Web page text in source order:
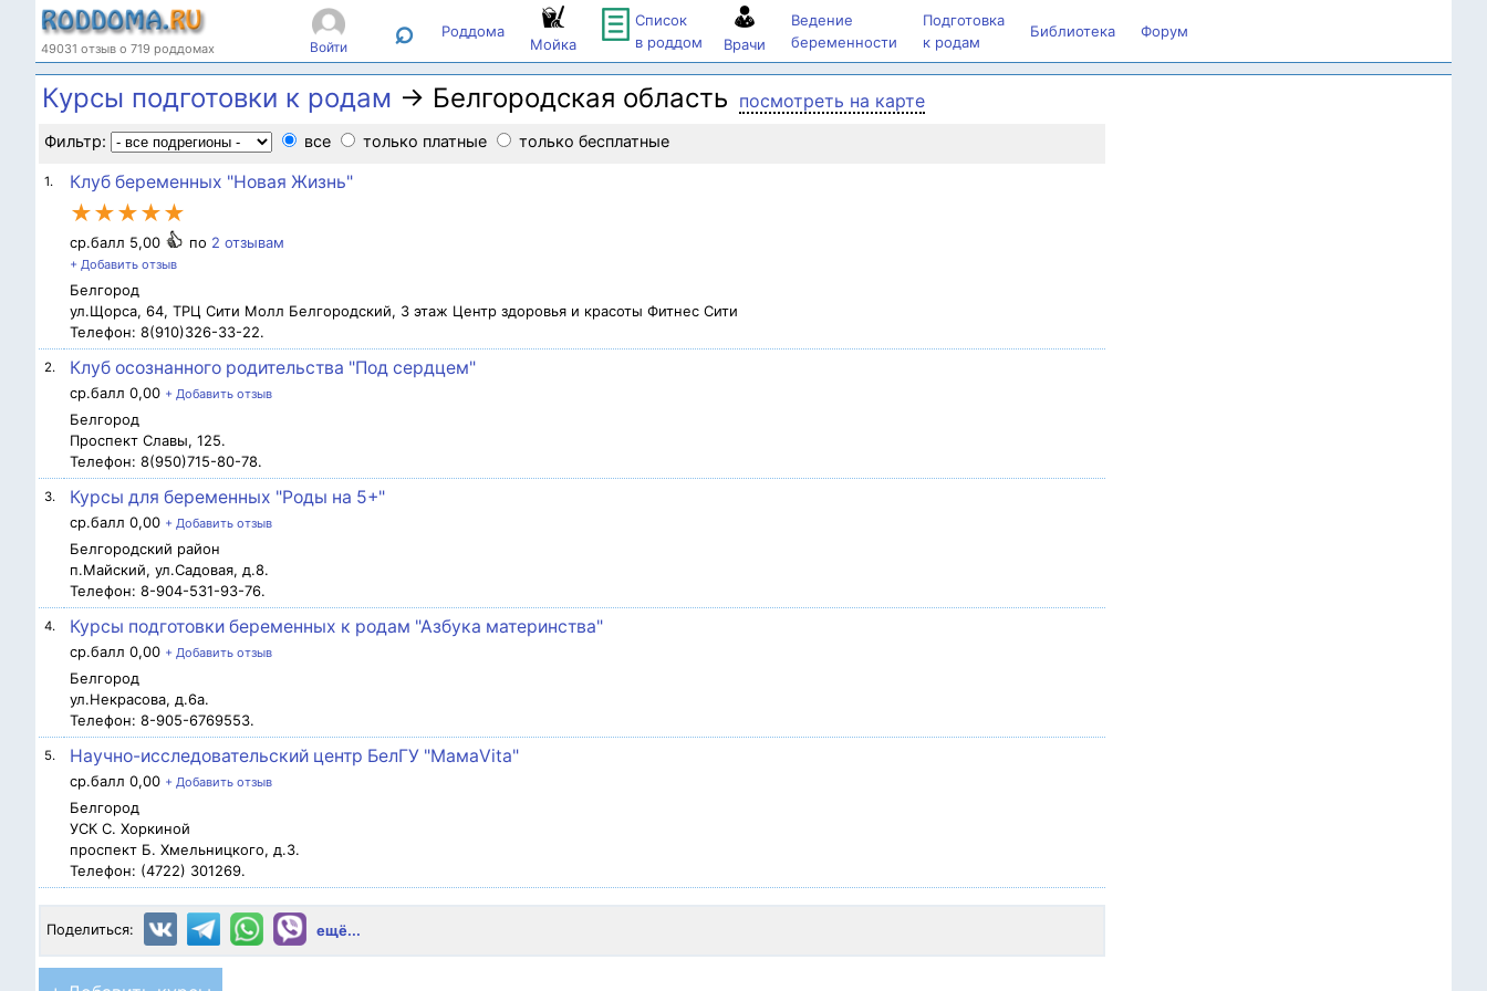
49031 отзыв о 719 роддомах Войти ⌕ Роддома
Мойка
Список
в роддом
Врачи
Ведение
беременности
Подготовка
к родам
Библиотека Форум
Курсы подготовки к родам → Белгородская область посмотреть на карте
Фильтр: все только платные только бесплатные
1. Клуб беременных "Новая Жизнь"
★★★★★
ср.балл 5,00 по 2 отзывам
+ Добавить отзыв
Белгород
ул.Щорса, 64, ТРЦ Сити Молл Белгородский, 3 этаж Центр здоровья и красоты Фитнес Сити
Телефон: 8(910)326-33-22.
2. Клуб осознанного родительства "Под сердцем"
ср.балл 0,00 + Добавить отзыв
Белгород
Проспект Славы, 125.
Телефон: 8(950)715-80-78.
3. Курсы для беременных "Роды на 5+"
ср.балл 0,00 + Добавить отзыв
Белгородский район
п.Майский, ул.Садовая, д.8.
Телефон: 8-904-531-93-76.
4. Курсы подготовки беременных к родам "Азбука материнства"
ср.балл 0,00 + Добавить отзыв
Белгород
ул.Некрасова, д.6а.
Телефон: 8-905-6769553.
5. Научно-исследовательский центр БелГУ "МамаVita"
ср.балл 0,00 + Добавить отзыв
Белгород
УСК С. Хоркиной
проспект Б. Хмельницкого, д.3.
Телефон: (4722) 301269.
Поделиться: ещё...